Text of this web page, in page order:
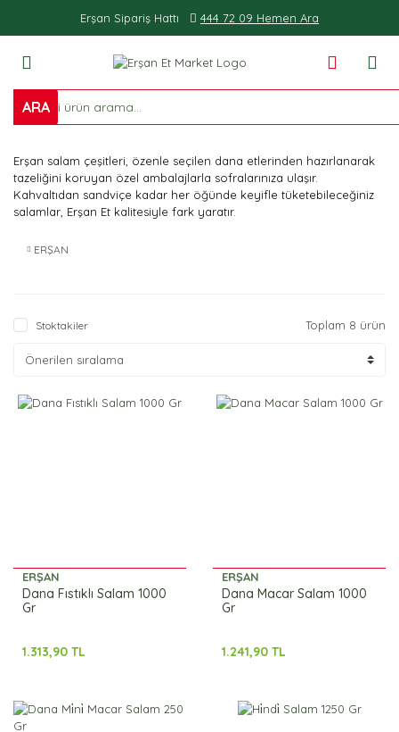
Erşan Sipariş Hattı 444 72 09 Hemen Ara
ARA
Erşan salam çeşitleri, özenle seçilen dana etlerinden hazırlanarak
tazeliğini koruyan özel ambalajlarla sofralarınıza ulaşır.
Kahvaltıdan sandviçe kadar her öğünde keyifle tüketebileceğiniz
salamlar, Erşan Et kalitesiyle fark yaratır.
ERŞAN
Stoktakiler Toplam 8 ürün
ERŞAN
Dana Fıstıklı Salam 1000
Gr
1.313,90 TL
ERŞAN
Dana Macar Salam 1000
Gr
1.241,90 TL